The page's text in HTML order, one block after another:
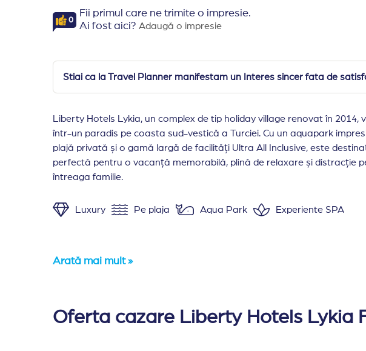
0
Fii primul care ne trimite o impresie.
Ai fost aici? Adaugă o impresie
Stiai ca la Travel Planner manifestam un Interes sincer fata de
Liberty Hotels Lykia, un complex de tip holiday village renovat în 2014,
într-un paradis pe coasta sud-vestică a Turciei. Cu un aquapark
plajă privată și o gamă largă de facilități Ultra All Inclusive, este
perfectă pentru o vacanță memorabilă, plină de relaxare și distracție
întreaga familie.
Luxury Pe plaja Aqua Park Experiente SPA
Arată mai mult »
Camere Duble Standard. Sunt 103 camere duble standard
Oferta cazare Liberty Hotels Lykia